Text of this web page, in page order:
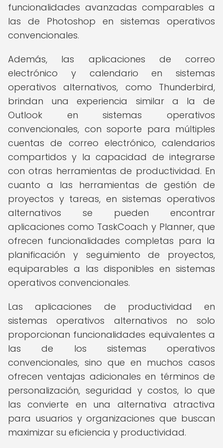
funcionalidades avanzadas comparables a
las de Photoshop en sistemas operativos
convencionales.
Además, las aplicaciones de correo
electrónico y calendario en sistemas
operativos alternativos, como Thunderbird,
brindan una experiencia similar a la de
Outlook en sistemas operativos
convencionales, con soporte para múltiples
cuentas de correo electrónico, calendarios
compartidos y la capacidad de integrarse
con otras herramientas de productividad. En
cuanto a las herramientas de gestión de
proyectos y tareas, en sistemas operativos
alternativos se pueden encontrar
aplicaciones como TaskCoach y Planner, que
ofrecen funcionalidades completas para la
planificación y seguimiento de proyectos,
equiparables a las disponibles en sistemas
operativos convencionales.
Las aplicaciones de productividad en
sistemas operativos alternativos no solo
proporcionan funcionalidades equivalentes a
las de los sistemas operativos
convencionales, sino que en muchos casos
ofrecen ventajas adicionales en términos de
personalización, seguridad y costos, lo que
las convierte en una alternativa atractiva
para usuarios y organizaciones que buscan
maximizar su eficiencia y productividad.